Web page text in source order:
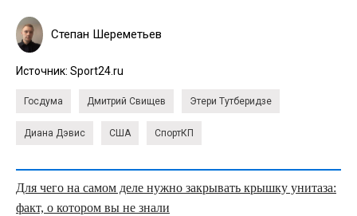
Степан Шереметьев
Источник: Sport24.ru
Госдума Дмитрий Свищев Этери Тутберидзе
Диана Дэвис США СпортКП
Для чего на самом деле нужно закрывать крышку унитаза:
факт, о котором вы не знали